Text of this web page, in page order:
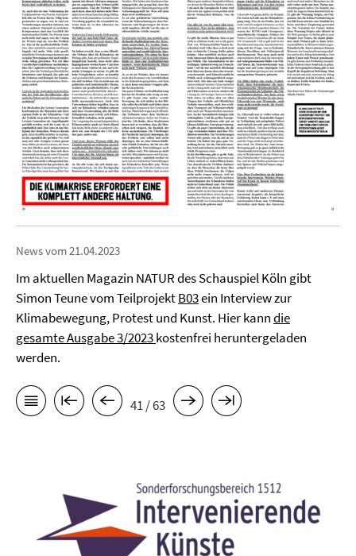
News vom 21.04.2023
Im aktuellen Magazin NATUR des Schauspiel Köln gibt
Simon Teune vom TeilprojektB03ein Interview zur
Klimabewegung, Protest und Kunst. Hier kanndie
gesamte Ausgabe 3/2023kostenfrei heruntergeladen
werden.
41 / 63